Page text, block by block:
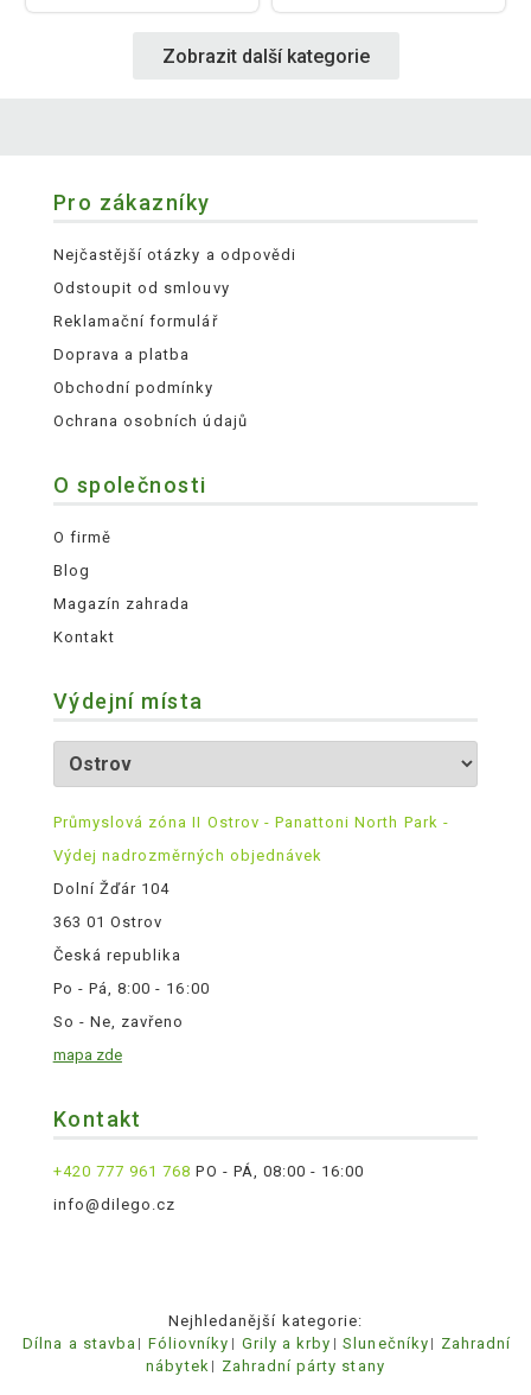
Zobrazit další kategorie
Pro zákazníky
Nejčastější otázky a odpovědi
Odstoupit od smlouvy
Reklamační formulář
Doprava a platba
Obchodní podmínky
Ochrana osobních údajů
O společnosti
O firmě
Blog
Magazín zahrada
Kontakt
Výdejní místa
Průmyslová zóna II Ostrov - Panattoni North Park -
Výdej nadrozměrných objednávek
Dolní Žďár 104
363 01 Ostrov
Česká republika
Po - Pá, 8:00 - 16:00
So - Ne, zavřeno
mapa zde
Kontakt
+420 777 961 768 PO - PÁ, 08:00 - 16:00
info@dilego.cz
Nejhledanější kategorie:
Dílna a stavba
Fóliovníky Grily a krby Slunečníky
Zahradní
nábytek
Zahradní párty stany